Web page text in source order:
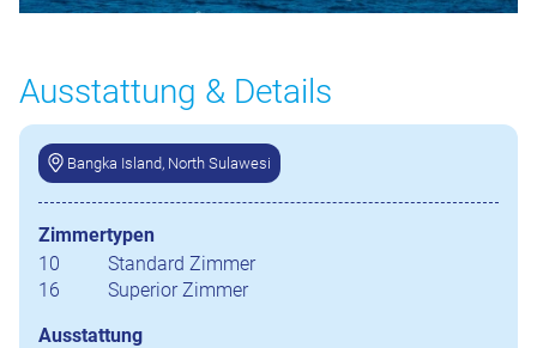
Ausstattung & Details
Bangka Island, North Sulawesi
Zimmertypen
10
Standard Zimmer
16
Superior Zimmer
Ausstattung